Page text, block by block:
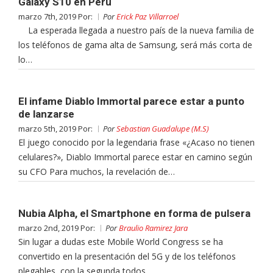
marzo 7th, 2019 Por: PorErick Paz Villarroel
La esperada llegada a nuestro país de la nueva familia de
los teléfonos de gama alta de Samsung, será más corta de
lo…
El infame Diablo Immortal parece estar a punto
de lanzarse
marzo 5th, 2019 Por: PorSebastian Guadalupe (M.S)
El juego conocido por la legendaria frase «¿Acaso no tienen
celulares?», Diablo Immortal parece estar en camino según
su CFO Para muchos, la revelación de…
Nubia Alpha, el Smartphone en forma de pulsera
marzo 2nd, 2019 Por: PorBraulio Ramirez Jara
Sin lugar a dudas este Mobile World Congress se ha
convertido en la presentación del 5G y de los teléfonos